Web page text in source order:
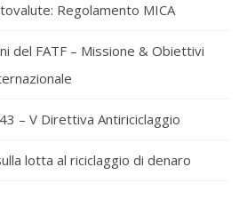
Regolamento MICA
del FATF – Missione & Obiettivi
– V Direttiva Antiriciclaggio
lotta al riciclaggio di denaro